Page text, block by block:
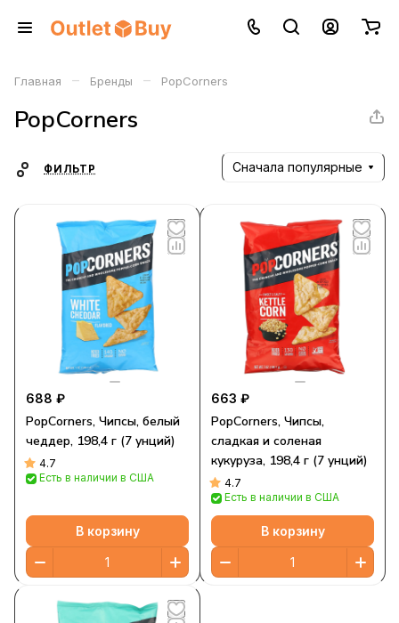
Главная – Бренды – PopCorners
PopCorners
ФИЛЬТР Сначала популярные
688 ₽
PopCorners, Чипсы, белый
чеддер, 198,4 г (7 унций)
4.7
Есть в наличии в США
В корзину
663 ₽
PopCorners, Чипсы,
сладкая и соленая
кукуруза, 198,4 г (7 унций)
4.7
Есть в наличии в США
В корзину